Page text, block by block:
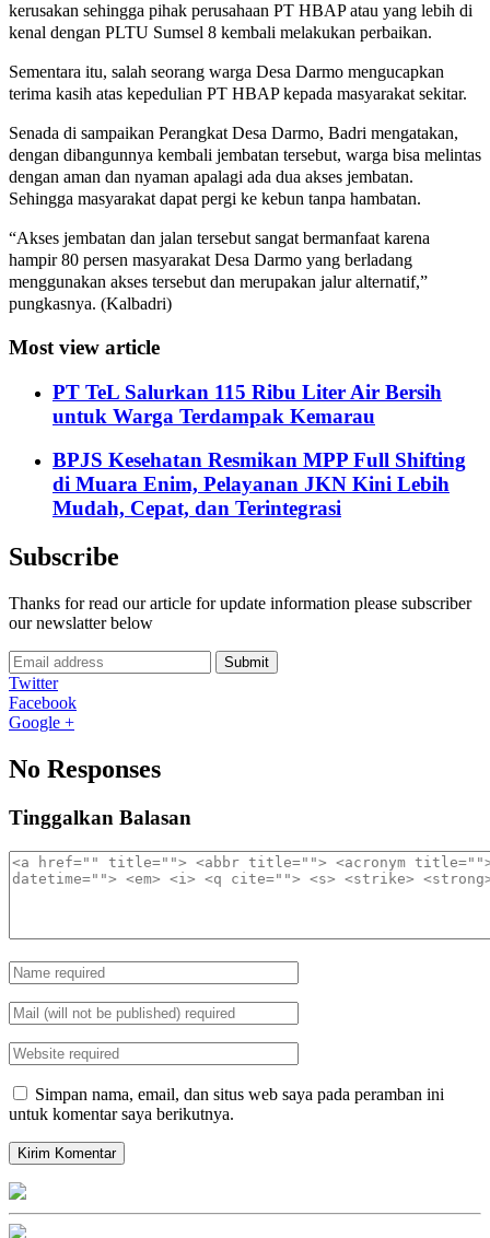
kerusakan sehingga pihak perusahaan PT HBAP atau yang lebih di
kenal dengan PLTU Sumsel 8 kembali melakukan perbaikan.
Sementara itu, salah seorang warga Desa Darmo mengucapkan
terima kasih atas kepedulian PT HBAP kepada masyarakat sekitar.
Senada di sampaikan Perangkat Desa Darmo, Badri mengatakan,
dengan dibangunnya kembali jembatan tersebut, warga bisa melintas
dengan aman dan nyaman apalagi ada dua akses jembatan.
Sehingga masyarakat dapat pergi ke kebun tanpa hambatan.
“Akses jembatan dan jalan tersebut sangat bermanfaat karena
hampir 80 persen masyarakat Desa Darmo yang berladang
menggunakan akses tersebut dan merupakan jalur alternatif,”
pungkasnya. (Kalbadri)
Most view article
PT TeL Salurkan 115 Ribu Liter Air Bersih
untuk Warga Terdampak Kemarau
BPJS Kesehatan Resmikan MPP Full Shifting
di Muara Enim, Pelayanan JKN Kini Lebih
Mudah, Cepat, dan Terintegrasi
Subscribe
Thanks for read our article for update information please subscriber
our newslatter below
Submit
Twitter
Facebook
Google +
No Responses
Tinggalkan Balasan
Simpan nama, email, dan situs web saya pada peramban ini
untuk komentar saya berikutnya.